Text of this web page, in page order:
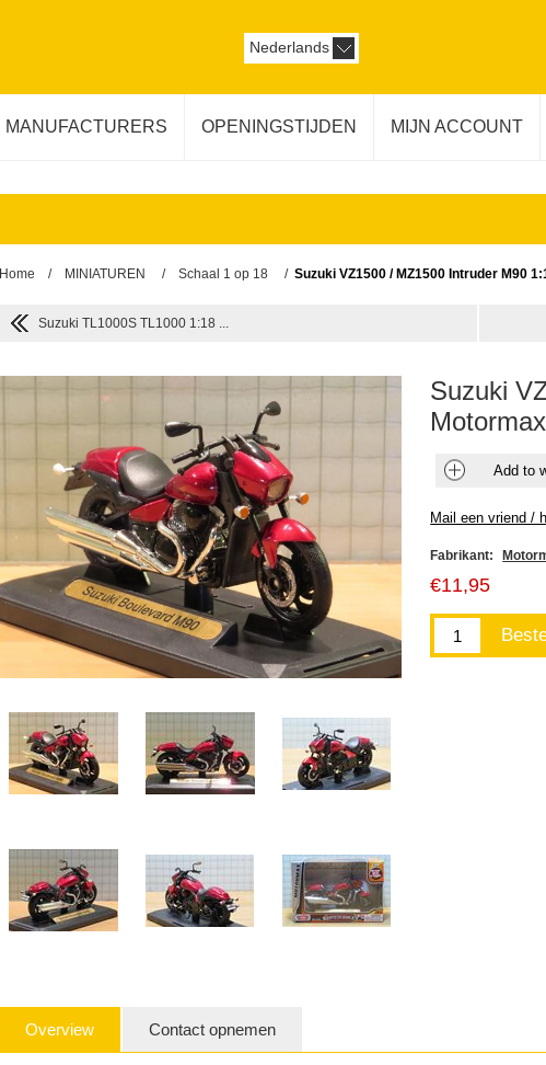
Nederlands
MANUFACTURERS OPENINGSTIJDEN MIJN ACCOUNT
Home / MINIATUREN / Schaal 1 op 18 / Suzuki VZ1500 / MZ1500 Intruder M90
Suzuki TL1000S TL1000 1:18 ...
Suzuki
Motormax
Fabrikant:
€11,95
Overview Contact opnemen